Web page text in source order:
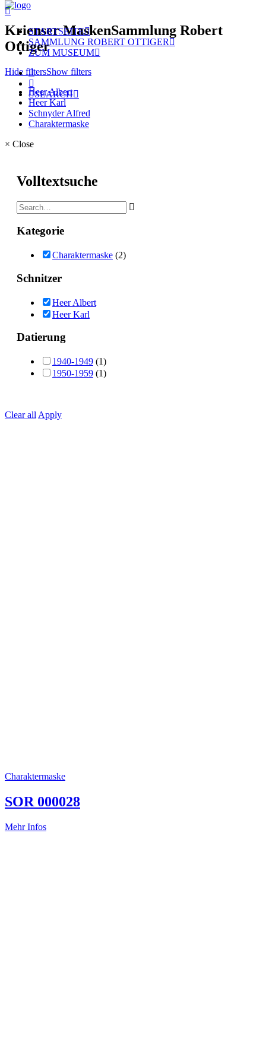
STARTSEITE
SAMMLUNG ROBERT OTTIGER
ZUM MUSEUM
SEARCH
Krienser MaskenSammlung Robert
Ottiger
Hide filtersShow filters
Heer Albert
Heer Karl
Schnyder Alfred
Charaktermaske
× Close
Volltextsuche
Kategorie
Charaktermaske (2)
Schnitzer
Heer Albert
Heer Karl
Datierung
1940-1949 (1)
1950-1959 (1)
Clear all Apply
Charaktermaske
SOR 000028
Mehr Infos